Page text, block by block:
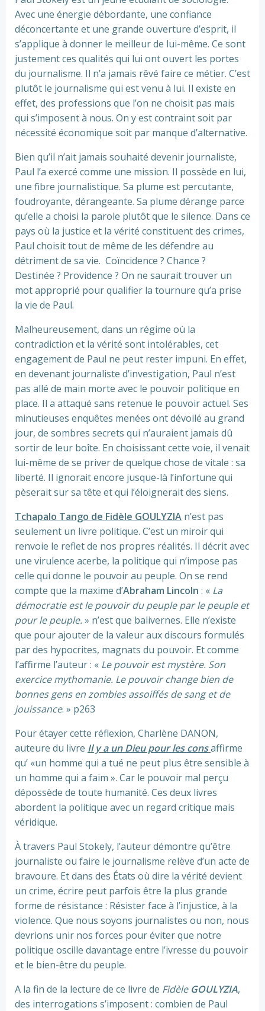
Avec une énergie débordante, une confiance
déconcertante et une grande ouverture d’esprit, il
s’applique à donner le meilleur de lui-même. Ce sont
justement ces qualités qui lui ont ouvert les portes
du journalisme. Il n’a jamais rêvé faire ce métier. C’est
plutôt le journalisme qui est venu à lui. Il existe en
effet, des professions que l’on ne choisit pas mais
qui s’imposent à nous. On y est contraint soit par
nécessité économique soit par manque d’alternative.
‎Bien qu’il n’ait jamais souhaité devenir journaliste,
Paul l’a exercé comme une mission. Il possède en lui,
une fibre journalistique. Sa plume est percutante,
foudroyante, dérangeante. Sa plume dérange parce
qu’elle a choisi la parole plutôt que le silence. Dans ce
pays où la justice et la vérité constituent des crimes,
Paul choisit tout de même de les défendre au
détriment de sa vie. Coïncidence ? Chance ?
Destinée ? Providence ? On ne saurait trouver un
mot approprié pour qualifier la tournure qu’a prise
la vie de Paul.
‎Malheureusement, dans un régime où la
contradiction et la vérité sont intolérables, cet
engagement de Paul ne peut rester impuni. En effet,
en devenant journaliste d’investigation, Paul n’est
pas allé de main morte avec le pouvoir politique en
place. Il a attaqué sans retenue le pouvoir actuel. Ses
minutieuses enquêtes menées ont dévoilé au grand
jour, de sombres secrets qui n’auraient jamais dû
sortir de leur boîte. En choisissant cette voie, il venait
lui-même de se priver de quelque chose de vitale : sa
liberté. Il ignorait encore jusque-là l’infortune qui
pèserait sur sa tête et qui l’éloignerait des siens.
Tchapalo Tango de Fidèle GOULYZIA n’est pas
seulement un livre politique. C’est un miroir qui
renvoie le reflet de nos propres réalités. Il décrit avec
une virulence acerbe, la politique qui n’impose pas
celle qui donne le pouvoir au peuple. On se rend
compte que la maxime d’Abraham Lincoln : « La
démocratie est le pouvoir du peuple par le peuple et
pour le peuple.» n’est que balivernes. Elle n’existe
que pour ajouter de la valeur aux discours formulés
par des hypocrites, magnats du pouvoir. Et comme
l’affirme l’auteur : « Le pouvoir est mystère. Son
exercice mythomanie. Le pouvoir change bien de
bonnes gens en zombies assoiffés de sang et de
jouissance. » p263
Pour étayer cette réflexion, Charlène DANON,
auteure du livre Il y a un Dieu pour les consaffirme
qu’ «un homme qui a tué ne peut plus être sensible à
un homme qui a faim ». Car le pouvoir mal perçu
dépossède de toute humanité. Ces deux livres
abordent la politique avec un regard critique mais
véridique.
À travers Paul Stokely, l’auteur démontre qu’être
journaliste ou faire le journalisme relève d’un acte de
bravoure. Et dans des États où dire la vérité devient
un crime, écrire peut parfois être la plus grande
forme de résistance : Résister face à l’injustice, à la
violence. Que nous soyons journalistes ou non, nous
devrions unir nos forces pour éviter que notre
politique oscille davantage entre l’ivresse du pouvoir
et le bien-être du peuple.
A la fin de la lecture de ce livre de Fidèle GOULYZIA,
des interrogations s’imposent : combien de Paul